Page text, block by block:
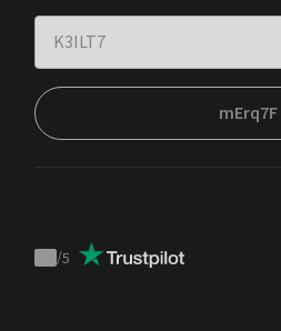
mErq7F
Trustpilot
/5